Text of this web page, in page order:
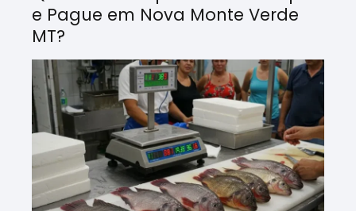
e Pague em Nova Monte Verde
MT?